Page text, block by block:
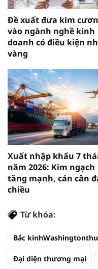
Đề xuất đưa kim
vào ngành nghề kinh
doanh có điều kiện
vàng
Xuất nhập khẩu 7
năm 2026: Kim ngạch
tăng mạnh, cán cân
chiều
Từ khóa:
Bắc
Đại diện thương mại